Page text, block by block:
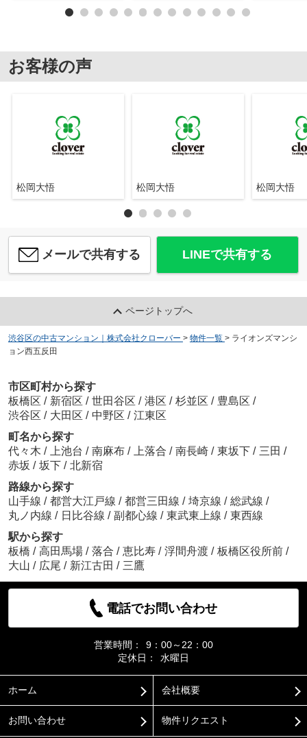
お客様の声
松岡大悟 松岡大悟 松岡大悟
メールで共有する LINEで共有する
ページトップへ
渋谷区の中古マンション｜株式会社クローバー > 物件一覧 > ライオンズマンシ
ョン西五反田
市区町村から探す
板橋区 / 新宿区 / 世田谷区 / 港区 / 杉並区 / 豊島区 /
渋谷区 / 大田区 / 中野区 / 江東区
町名から探す
代々木 / 上池台 / 南麻布 / 上落合 / 南長崎 / 東坂下 / 三田 /
赤坂 / 坂下 / 北新宿
路線から探す
山手線 / 都営大江戸線 / 都営三田線 / 埼京線 / 総武線 /
丸ノ内線 / 日比谷線 / 副都心線 / 東武東上線 / 東西線
駅から探す
板橋 / 高田馬場 / 落合 / 恵比寿 / 浮間舟渡 / 板橋区役所前 /
大山 / 広尾 / 新江古田 / 三鷹
電話でお問い合わせ
営業時間：
9：00～22：00
定休日：
水曜日
ホーム 会社概要
お問い合わせ 物件リクエスト